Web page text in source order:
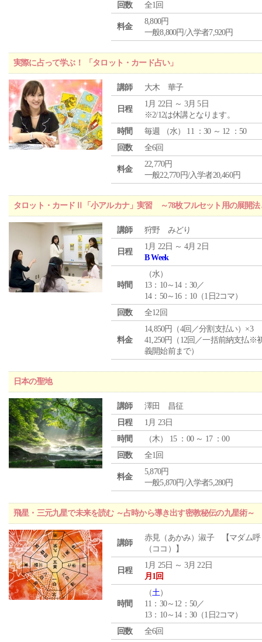
回数
全1回
料金
8,800円
一般8,800円/入学者7,920円
実際に占って学ぶ！ 「タロット・カード占い」
講師 大木 華子
日程
1月 22日 ～ 3月 5日
※2/12は休講となります。
時間
毎週 （水） 11 ：30 ～ 12 ：50
回数
全6回
料金
22,770円
一般22,770円/入学者20,460円
タロット・カードⅡ「小アルカナ」実習 ～78枚フルセット用の展開法
講師 狩野 みどり
日程
1月 22日 ～ 4月 2日
B Week
時間
（水）
13：10～14：30／
14：50～16：10（1日2コマ）
回数
全12回
料金
14,850円（4回／分割支払い）×3
41,250円（12回／一括前納支払※
義開始前まで）
日本の聖地
講師
澤田 昌征
日程
1月 23日
時間
（木） 15 ：00 ～ 17 ：00
回数
全1回
料金
5,870円
一般5,870円/入学者5,280円
飛星・三元九星で未来を読む ～占時から導き出す密教秘伝の九星術～
講師
赤見（あかみ）淑子 【マダム呼
（ココ）】
日程
1月 25日 ～ 3月 22日
月1回
時間
（土）
11：30～12：50／
13：10～14：30（1日2コマ）
回数
全6回